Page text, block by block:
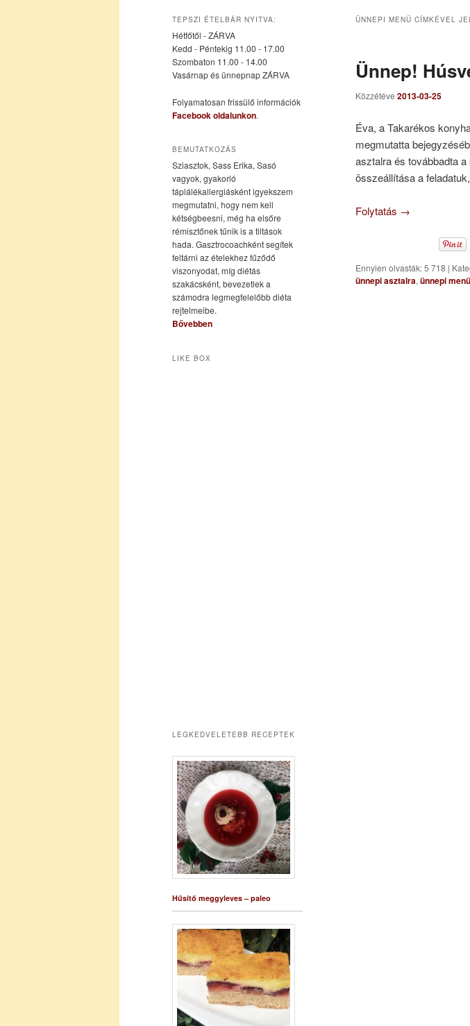
elsődleges
tartalomra
másodlagos
tartalomra
ÜNNEPI MENÜ CÍMKÉVEL
Ünnep!
Közzétéve 2013-03-25
Éva, a Takarékos
megmutatta
asztalra és továbbadta
összeállítása a
Folytatás →
Ennyien olvasták: 5 718 |
ünnepi asztalra, ünnepi menü
TEPSZI ÉTELBÁR NYITVA:
Hétfőtől - ZÁRVA
Kedd - Péntekig 11.00 - 17.00
Szombaton 11.00 - 14.00
Vasárnap és ünnepnap ZÁRVA
Folyamatosan frissülő információk
Facebook oldalunkon.
BEMUTATKOZÁS
Sziasztok, Sass Erika, Sasó
vagyok, gyakorló
táplálékallergiásként igyekszem
megmutatni, hogy nem kell
kétségbeesni, még ha elsőre
rémisztőnek tűnik is a tiltások
hada. Gasztrocoachként segítek
feltárni az ételekhez fűződő
viszonyodat, míg diétás
szakácsként, bevezetlek a
számodra legmegfelelőbb diéta
rejtelmeibe.
Bővebben
LIKE BOX
LEGKEDVELETEBB RECEPTEK
Hűsítő meggyleves – paleo